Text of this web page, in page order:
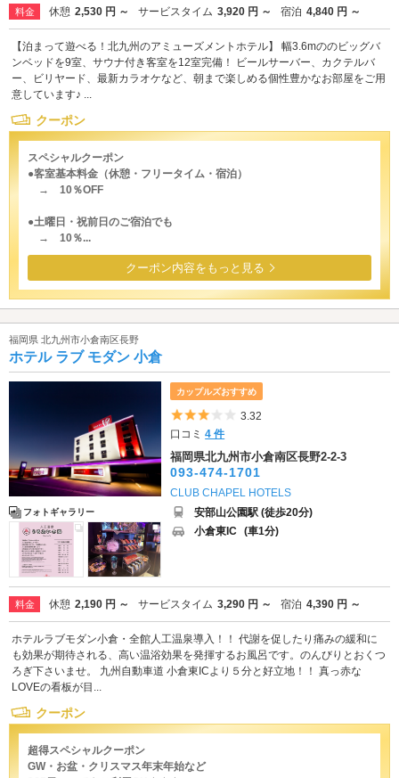
料金 休憩 2,530 円 ～ サービスタイム 3,920 円 ～ 宿泊 4,840 円 ～
【泊まって遊べる！北九州のアミューズメントホテル】 幅3.6mののビッグバ
ンベッドを9室、サウナ付き客室を12室完備！ ビールサーバー、カクテルバ
ー、ビリヤード、最新カラオケなど、朝まで楽しめる個性豊かなお部屋をご用
意しています♪ ...
クーポン
スペシャルクーポン
●客室基本料金（休憩・フリータイム・宿泊）
→ 10％OFF
●土曜日・祝前日のご宿泊でも
→ 10％...
クーポン内容をもっと見る
福岡県 北九州市小倉南区長野
ホテル ラブ モダン 小倉
フォトギャラリー
カップルズおすすめ
5つ星のうち3
3.32
口コミ4 件
福岡県北九州市小倉南区長野2-2-3
093-474-1701
CLUB CHAPEL HOTELS
安部山公園駅 (徒歩20分)
小倉東IC (車1分)
料金 休憩 2,190 円 ～ サービスタイム 3,290 円 ～ 宿泊 4,390 円 ～
ホテルラブモダン小倉・全館人工温泉導入！！ 代謝を促したり痛みの緩和に
も効果が期待される、高い温浴効果を発揮するお風呂です。のんびりとおくつ
ろぎ下さいませ。 九州自動車道 小倉東ICより５分と好立地！！ 真っ赤な
LOVEの看板が目...
クーポン
超得スペシャルクーポン
GW・お盆・クリスマス年末年始など